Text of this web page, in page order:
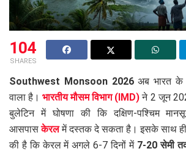
104
SHARES
Southwest Monsoon 2026अब भारत के
वाला है।भारतीय मौसम विभाग (IMD)ने 2 जून
बुलेटिन में घोषणा की कि दक्षिण-पश्चिम
आसपासकेरलमें दस्तक दे सकता है। इसके साथ ही
की है कि केरल में अगले 6-7 दिनों में 7-20 सेमी